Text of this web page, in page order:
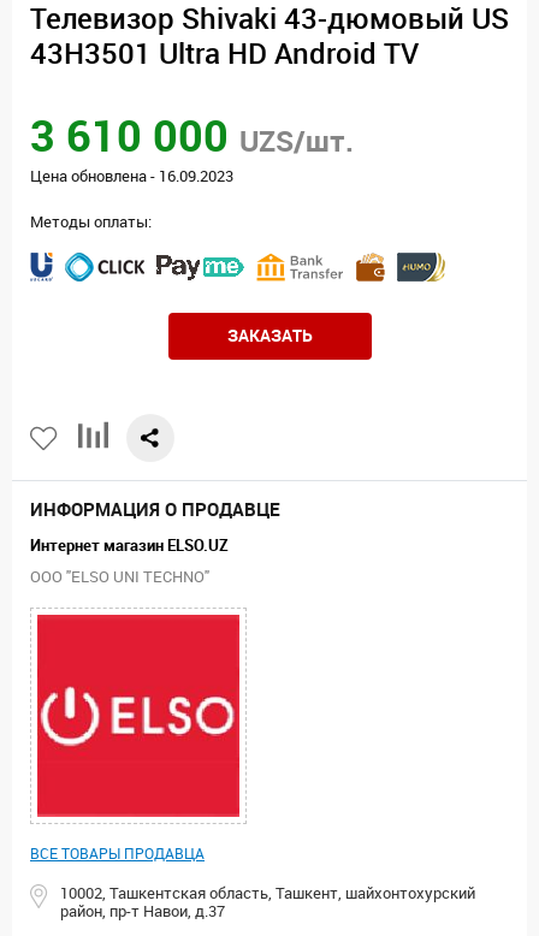
Телевизор Shivaki 43-дюмовый US
43H3501 Ultra HD Android TV
3 610 000 UZS/шт.
Цена обновлена - 16.09.2023
Методы оплаты:
ЗАКАЗАТЬ
ИНФОРМАЦИЯ О ПРОДАВЦЕ
Интернет магазин ELSO.UZ
ООО "ELSO UNI TECHNO"
ВСЕ ТОВАРЫ ПРОДАВЦА
10002, Ташкентская область, Ташкент, шайхонтохурский
район, пр-т Навои, д.37